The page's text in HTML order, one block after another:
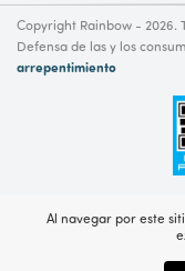
Al navegar por este
Copyright Rainbow - 2026.
Defensa de las y los
arrepentimiento